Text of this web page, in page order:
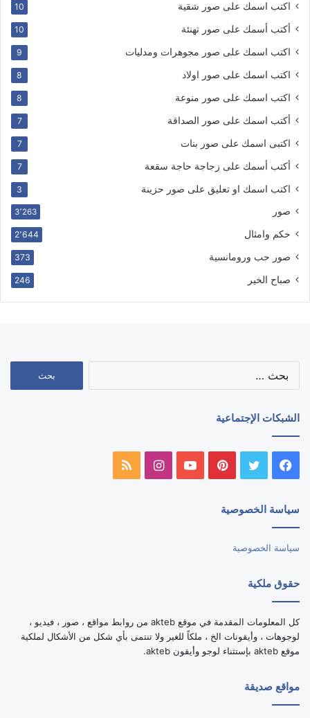
اكتب اسمك على صور شقية 10
أكتب أسمك على صور تهنئة 10
اكتب اسمك على صور مجوهرات ومدليات 9
اكتب اسمك على صور اولاد 8
اكتب اسمك على صور منوعة 8
أكتب اسمك على صور الصداقة 7
اكتبى اسمك على صور بنات 7
أكتب أسمك على زجاجة حاجة سقعة 7
اكتب اسمك او تعليق على صور حزينة 3
صور 3٬263
حكم وامثال 2٬644
صور حب ورومانسية 373
صباح الخير 246
الشبكات الإجتماعية
فيسبوك تويتر بينتيريستيوتيوبانستقرامملخص
سياسة الخصوصية
سياسة الخصوصية
حقوق ملكية
كل المعلومات المقدمة في موقع akteb من روابط مواقع ، صور ، فيديو ،
لوجوهات ، وأيقونات الخ ، ملكاً للغير ولا تنتمى بأي شكل من الأشكال لملكية
موقع akteb بإستثناء لوجو وأيقون akteb.
مواقع صديقة